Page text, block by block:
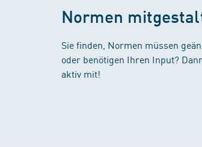
Normen
Sie finden, Normen müssen
oder benötigen Ihren Input?
aktiv mit!